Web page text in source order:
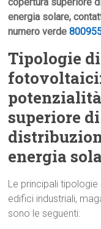
energia solare,
numero verde
Tipologie
superiore
energia
Le principali
edifici industriali,
sono le seguenti: